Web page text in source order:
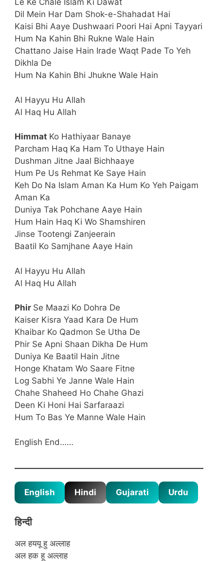
Le Ke Chale Islam Ki Dawat
Dil Mein Har Dam Shok-e-Shahadat Hai
Kaisi Bhi Aaye Dushwaari Poori Hai Apni Tayyari
Hum Na Kahin Bhi Rukne Wale Hain
Chattano Jaise Hain Irade Waqt Pade To Yeh
Dikhla De
Hum Na Kahin Bhi Jhukne Wale Hain
Al Hayyu Hu Allah
Al Haq Hu Allah
Himmat Ko Hathiyaar Banaye
Parcham Haq Ka Ham To Uthaye Hain
Dushman Jitne Jaal Bichhaaye
Hum Pe Us Rehmat Ke Saye Hain
Keh Do Na Islam Aman Ka Hum Ko Yeh Paigam
Aman Ka
Duniya Tak Pohchane Aaye Hain
Hum Hain Haq Ki Wo Shamshiren
Jinse Tootengi Zanjeerain
Baatil Ko Samjhane Aaye Hain
Al Hayyu Hu Allah
Al Haq Hu Allah
Phir Se Maazi Ko Dohra De
Kaiser Kisra Yaad Kara De Hum
Khaibar Ko Qadmon Se Utha De
Phir Se Apni Shaan Dikha De Hum
Duniya Ke Baatil Hain Jitne
Honge Khatam Wo Saare Fitne
Log Sabhi Ye Janne Wale Hain
Chahe Shaheed Ho Chahe Ghazi
Deen Ki Honi Hai Sarfaraazi
Hum To Bas Ye Manne Wale Hain
English End……
English Hindi Gujarati Urdu
हिन्दी
अल हययू हु अल्लाह
अल हक हू अल्लाह